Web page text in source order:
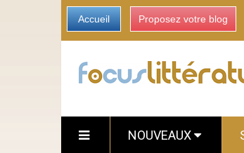
Accueil Proposez votre blog
NOUVEAUX